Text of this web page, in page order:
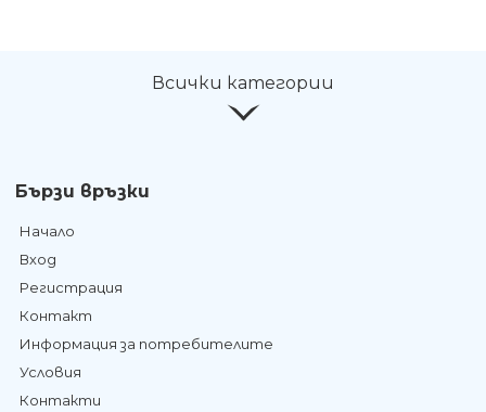
Всички категории
Бързи връзки
Начало
Вход
Регистрация
Контакт
Информация за потребителите
Условия
Контакти